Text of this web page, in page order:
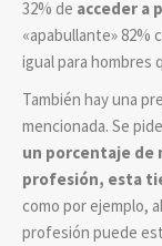
32% de acceder a
«apabullante» 82%
igual para hombres
También hay una
mencionada. Se
un porcentaje de
profesión, esta
como por ejemplo,
profesión puede